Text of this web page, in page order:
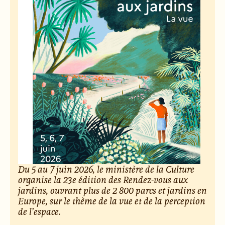
Du 5 au 7 juin 2026, le ministère de la Culture
organise la 23e édition des Rendez-vous aux
jardins, ouvrant plus de 2 800 parcs et jardins en
Europe, sur le thème de la vue et de la perception
de l’espace.